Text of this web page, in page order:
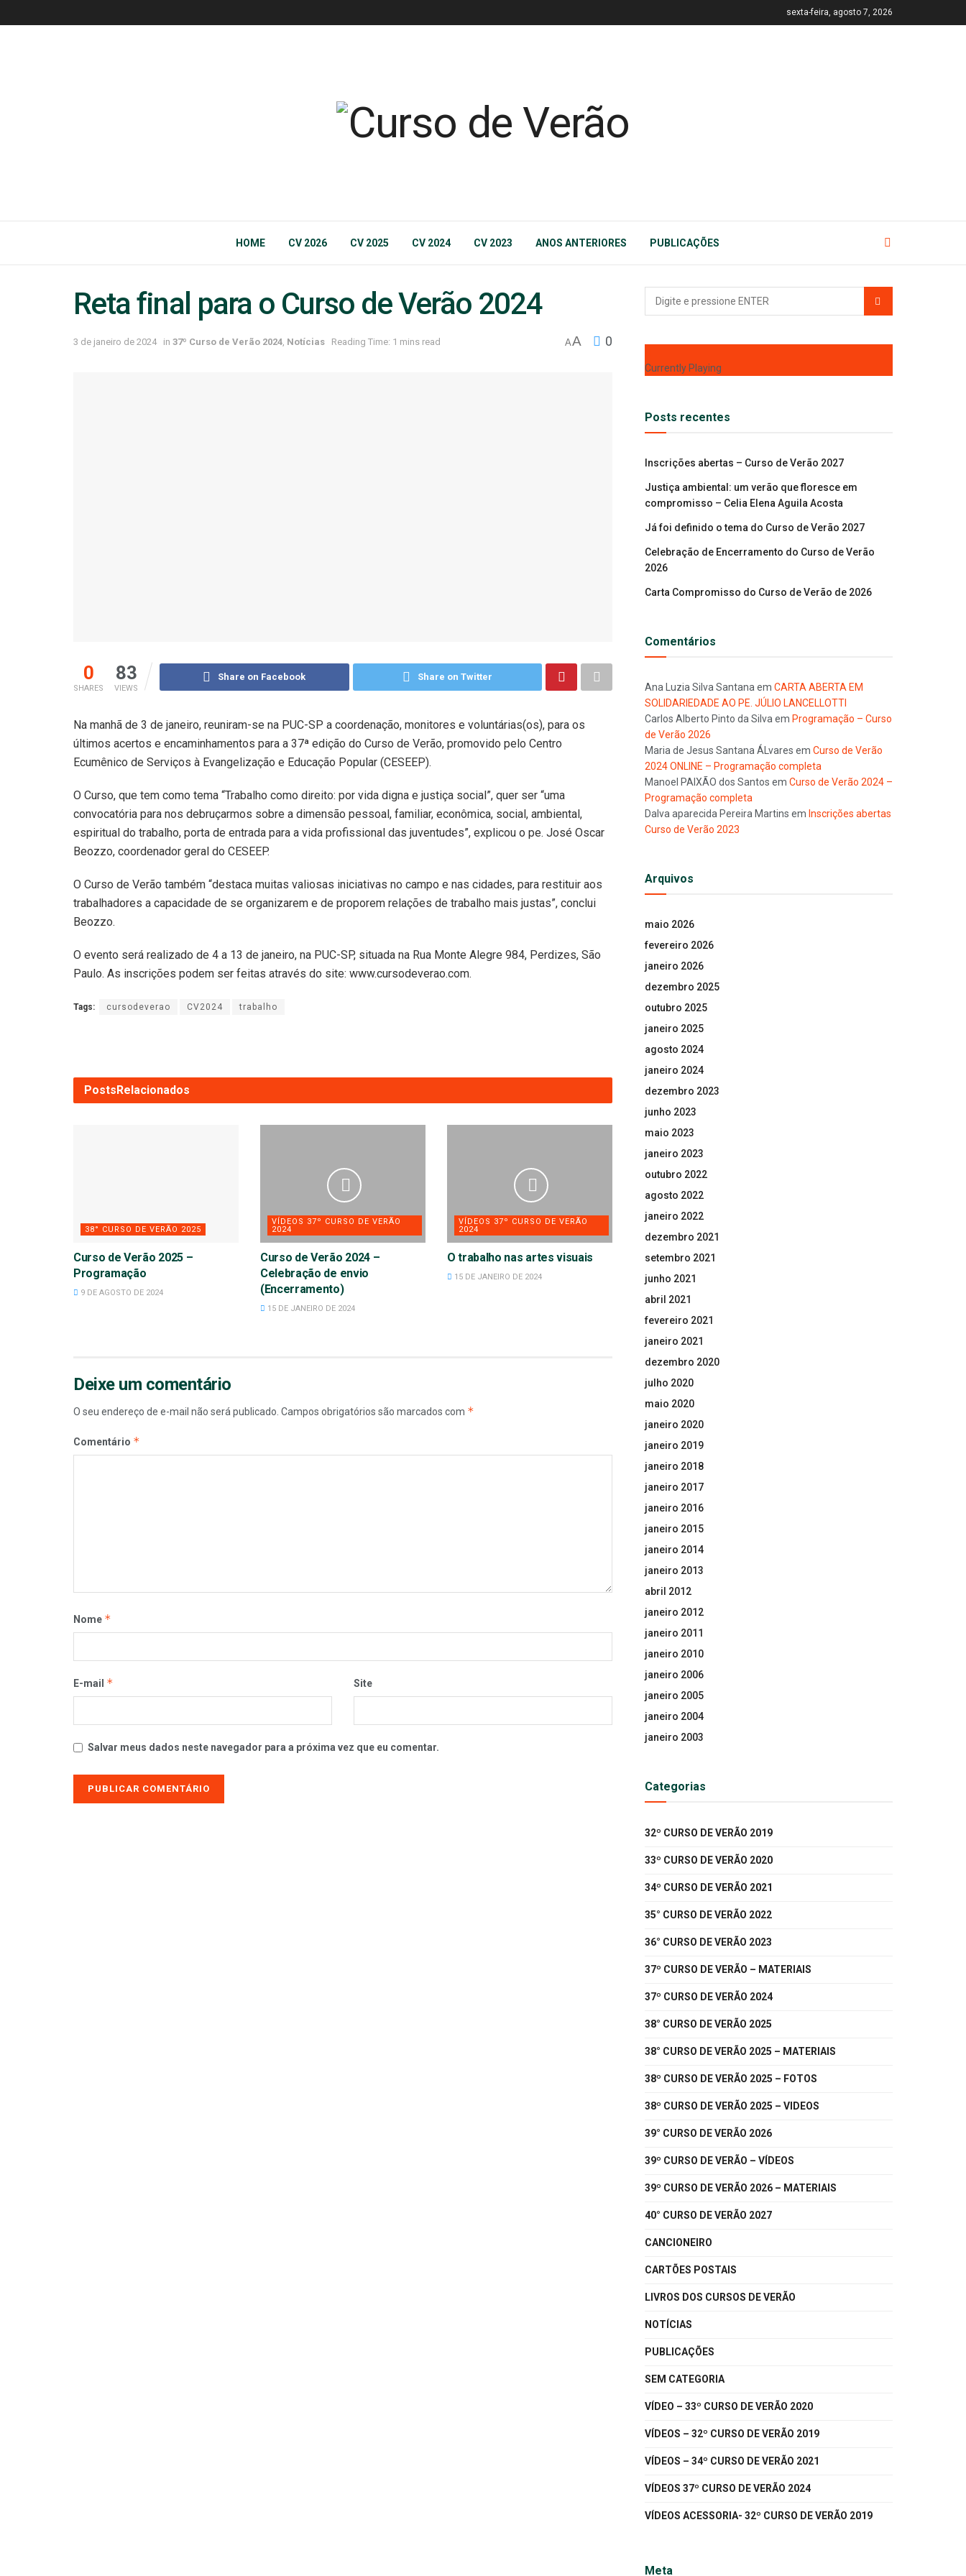
sexta-feira, agosto 7, 2026
HOME CV 2026 CV 2025 CV 2024 CV 2023 ANOS ANTERIORES PUBLICAÇÕES
Reta final para o Curso de Verão 2024
3 de janeiro de 2024 in 37º Curso de Verão 2024 Notícias Reading Time: 1 mins read AA 0
0
SHARES
83
VIEWS
Share on Facebook Share on Twitter
Na manhã de 3 de janeiro, reuniram-se na PUC-SP a coordenação, monitores e voluntárias(os), para os
últimos acertos e encaminhamentos para a 37ª edição do Curso de Verão, promovido pelo Centro
Ecumênico de Serviços à Evangelização e Educação Popular (CESEEP).
O Curso, que tem como tema “Trabalho como direito: por vida digna e justiça social”, quer ser “uma
convocatória para nos debruçarmos sobre a dimensão pessoal, familiar, econômica, social, ambiental,
espiritual do trabalho, porta de entrada para a vida profissional das juventudes”, explicou o pe. José Oscar
Beozzo, coordenador geral do CESEEP.
O Curso de Verão também “destaca muitas valiosas iniciativas no campo e nas cidades, para restituir aos
trabalhadores a capacidade de se organizarem e de proporem relações de trabalho mais justas”, conclui
Beozzo.
O evento será realizado de 4 a 13 de janeiro, na PUC-SP, situada na Rua Monte Alegre 984, Perdizes, São
Paulo. As inscrições podem ser feitas através do site: www.cursodeverao.com.
Tags: cursodeverao CV2024 trabalho
PostsRelacionados
38° CURSO DE VERÃO 2025
Curso de Verão 2025 –
Programação
9 DE AGOSTO DE 2024
VÍDEOS 37º CURSO DE VERÃO
2024
Curso de Verão 2024 –
Celebração de envio
(Encerramento)
15 DE JANEIRO DE 2024
VÍDEOS 37º CURSO DE VERÃO
2024
O trabalho nas artes visuais
15 DE JANEIRO DE 2024
Deixe um comentário
O seu endereço de e-mail não será publicado. Campos obrigatórios são marcados com *
Comentário *
Nome *
E-mail * Site
Salvar meus dados neste navegador para a próxima vez que eu comentar.
Currently Playing
Posts recentes
Inscrições abertas – Curso de Verão 2027
Justiça ambiental: um verão que floresce em
compromisso – Celia Elena Aguila Acosta
Já foi definido o tema do Curso de Verão 2027
Celebração de Encerramento do Curso de Verão
2026
Carta Compromisso do Curso de Verão de 2026
Comentários
Ana Luzia Silva Santana em CARTA ABERTA EM
SOLIDARIEDADE AO PE. JÚLIO LANCELLOTTI
Carlos Alberto Pinto da Silva em Programação – Curso
de Verão 2026
Maria de Jesus Santana ÁLvares em Curso de Verão
2024 ONLINE – Programação completa
Manoel PAIXÃO dos Santos em Curso de Verão 2024 –
Programação completa
Dalva aparecida Pereira Martins em Inscrições abertas
Curso de Verão 2023
Arquivos
maio 2026
fevereiro 2026
janeiro 2026
dezembro 2025
outubro 2025
janeiro 2025
agosto 2024
janeiro 2024
dezembro 2023
junho 2023
maio 2023
janeiro 2023
outubro 2022
agosto 2022
janeiro 2022
dezembro 2021
setembro 2021
junho 2021
abril 2021
fevereiro 2021
janeiro 2021
dezembro 2020
julho 2020
maio 2020
janeiro 2020
janeiro 2019
janeiro 2018
janeiro 2017
janeiro 2016
janeiro 2015
janeiro 2014
janeiro 2013
abril 2012
janeiro 2012
janeiro 2011
janeiro 2010
janeiro 2006
janeiro 2005
janeiro 2004
janeiro 2003
Categorias
32º CURSO DE VERÃO 2019
33º CURSO DE VERÃO 2020
34º CURSO DE VERÃO 2021
35° CURSO DE VERÃO 2022
36° CURSO DE VERÃO 2023
37º CURSO DE VERÃO – MATERIAIS
37º CURSO DE VERÃO 2024
38° CURSO DE VERÃO 2025
38° CURSO DE VERÃO 2025 – MATERIAIS
38º CURSO DE VERÃO 2025 – FOTOS
38º CURSO DE VERÃO 2025 – VIDEOS
39° CURSO DE VERÃO 2026
39º CURSO DE VERÃO – VÍDEOS
39º CURSO DE VERÃO 2026 – MATERIAIS
40° CURSO DE VERÃO 2027
CANCIONEIRO
CARTÕES POSTAIS
LIVROS DOS CURSOS DE VERÃO
NOTÍCIAS
PUBLICAÇÕES
SEM CATEGORIA
VÍDEO – 33º CURSO DE VERÃO 2020
VÍDEOS – 32º CURSO DE VERÃO 2019
VÍDEOS – 34º CURSO DE VERÃO 2021
VÍDEOS 37º CURSO DE VERÃO 2024
VÍDEOS ACESSORIA- 32º CURSO DE VERÃO 2019
Meta